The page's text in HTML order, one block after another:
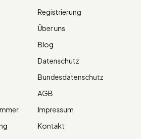
Registrierung
Über uns
Blog
Datenschutz
Bundesdatenschutz
AGB
Impressum
Kontakt